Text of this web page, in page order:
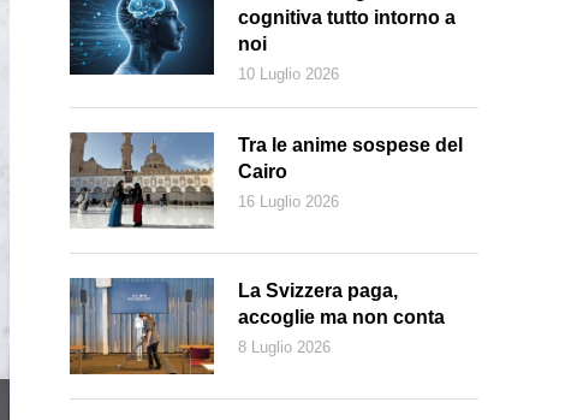
cognitiva tutto intorno a
noi
10 Luglio 2026
Tra le anime sospese del
Cairo
16 Luglio 2026
La Svizzera paga,
accoglie ma non conta
8 Luglio 2026